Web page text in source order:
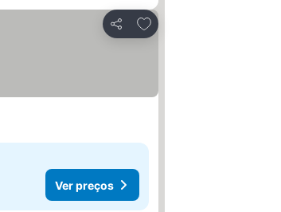
Partilhar
Adicionar aos favoritos
Ver preços